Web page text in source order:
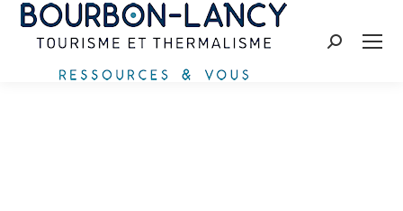
Recherche